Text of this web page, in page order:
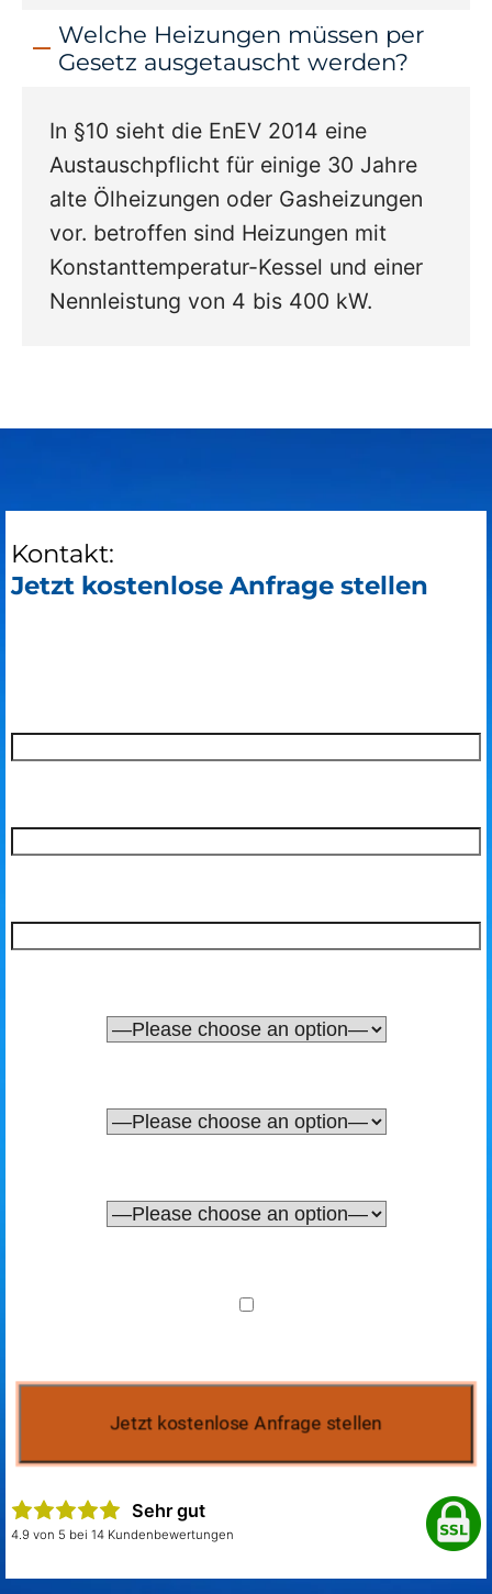
Welche Heizungen müssen per
Gesetz ausgetauscht werden?
In §10 sieht die EnEV 2014 eine
Austauschpflicht für einige 30 Jahre
alte Ölheizungen oder Gasheizungen
vor. betroffen sind Heizungen mit
Konstanttemperatur-Kessel und einer
Nennleistung von 4 bis 400 kW.
Kontakt:
Jetzt kostenlose Anfrage stellen
Sehr gut
4.9 von 5 bei 14 Kundenbewertungen